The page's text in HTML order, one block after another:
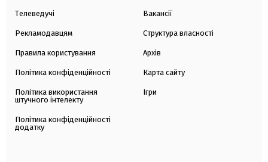
Телеведучі
Рекламодавцям
Правила користування
Політика конфіденційності
Політика використання
штучного інтелекту
Політика конфіденційності
додатку
Вакансії
Структура власності
Архів
Карта сайту
Ігри